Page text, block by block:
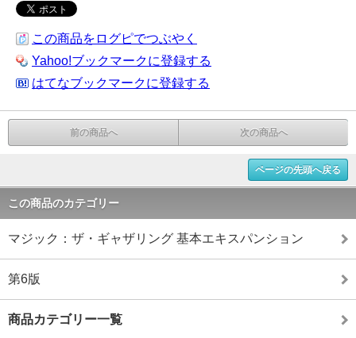
この商品をログピでつぶやく
Yahoo!ブックマークに登録する
はてなブックマークに登録する
前の商品へ 次の商品へ
ページの先頭へ戻る
この商品のカテゴリー
マジック：ザ・ギャザリング 基本エキスパンション
第6版
商品カテゴリー一覧